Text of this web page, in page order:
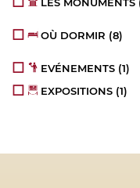
OÙ DORMIR (8)
EVÉNEMENTS (1)
EXPOSITIONS (1)